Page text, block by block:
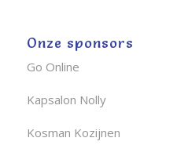
Onze sponsors
Go Online
Kapsalon Nolly
Kosman Kozijnen